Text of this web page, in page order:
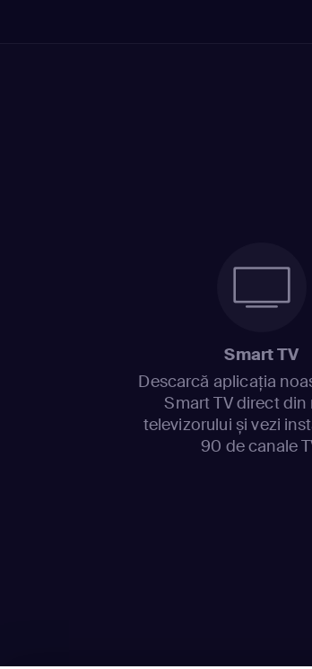
Smart TV
Descarcă aplicația
Smart TV direct din
televizorului și vezi
90 de canale